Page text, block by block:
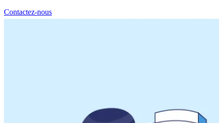
Contactez-nous